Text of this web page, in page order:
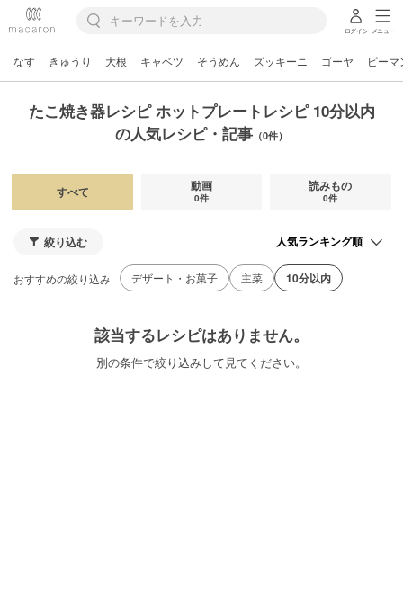
ログイン メニュー
なす きゅうり 大根 キャベツ そうめん ズッキーニ ゴーヤ ピーマ
たこ焼き器レシピ ホットプレートレシピ 10分以内
の人気レシピ・記事 （0件）
すべて 動画
0件
読みもの
0件
絞り込む
おすすめの絞り込み デザート・お菓子 主菜 10分以内
該当するレシピはありません。
別の条件で絞り込みして見てください。